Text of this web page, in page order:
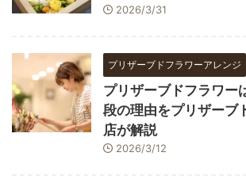
2026/3/31
プリザーブドフラワーアレンジ
プリザーブドフラワー
段の理由をプリザーブ
店が解説
2026/3/12